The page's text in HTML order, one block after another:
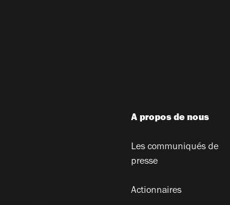
A propos de nous
Les communiqués de
presse
Actionnaires